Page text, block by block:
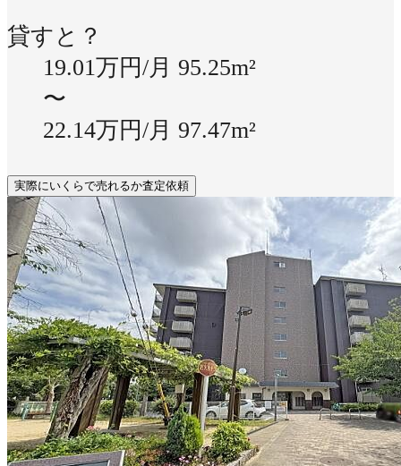
貸すと？
19.01万円/月 95.25m²
〜
22.14万円/月 97.47m²
実際にいくらで売れるか査定依頼